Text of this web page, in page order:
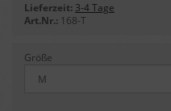
Lieferzeit: 3-4 Tage
Art.Nr.: 168-T
Größe